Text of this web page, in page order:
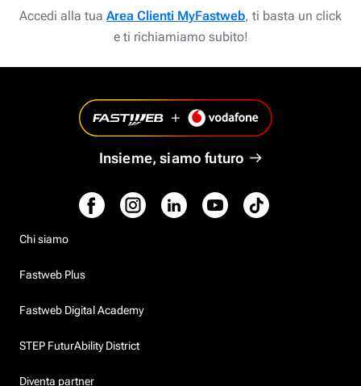
Accedi alla tua Area Clienti MyFastweb, ti basta un click
e ti richiamiamo subito!
Insieme, siamo futuro
Chi siamo
Fastweb Plus
Fastweb Digital Academy
STEP FuturAbility District
Diventa partner